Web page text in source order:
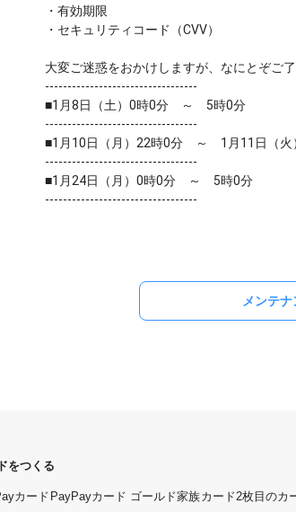
・有効期限
・セキュリティコード（CVV）
大変ご迷惑をおかけしますが、なにとぞご
‐‐‐‐‐‐‐‐‐‐‐‐‐‐‐‐‐‐‐‐‐‐‐‐‐‐‐‐‐‐‐‐‐‐
■1月8日（土）0時0分 ～ 5時0分
‐‐‐‐‐‐‐‐‐‐‐‐‐‐‐‐‐‐‐‐‐‐‐‐‐‐‐‐‐‐‐‐‐‐
■1月10日（月）22時0分 ～ 1月11日（火
‐‐‐‐‐‐‐‐‐‐‐‐‐‐‐‐‐‐‐‐‐‐‐‐‐‐‐‐‐‐‐‐‐‐
■1月24日（月）0時0分 ～ 5時0分
‐‐‐‐‐‐‐‐‐‐‐‐‐‐‐‐‐‐‐‐‐‐‐‐‐‐‐‐‐‐‐‐‐‐
メンテ
をつくる
カード PayPayカード ゴールド家族カード2枚目のカ